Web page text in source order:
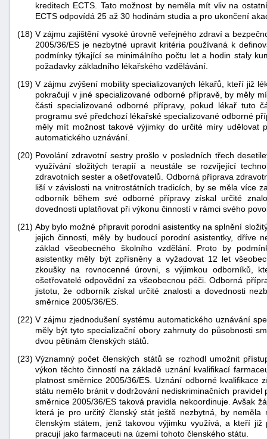
kreditech ECTS. Tato možnost by neměla mít vliv na
ECTS odpovídá 25 až 30 hodinám studia a pro ukončení
(18) V zájmu zajištění vysoké úrovně veřejného zdraví a
2005/36/ES je nezbytné upravit kritéria používaná k
podmínky týkající se minimálního počtu let a hodin staly
požadavky základního lékařského vzdělávání.
(19) V zájmu zvýšení mobility specializovaných lékařů, kteří již
pokračují v jiné specializované odborné přípravě, by měly
části specializované odborné přípravy, pokud lékař tuto
programu své předchozí lékařské specializované odborné
měly mít možnost takové výjimky do určité míry udělovat
automatického uznávání.
(20) Povolání zdravotní sestry prošlo v posledních třech
využívání složitých terapií a neustále se rozvíjející
zdravotních sester a ošetřovatelů. Odborná příprava
liší v závislosti na vnitrostátních tradicích, by se měla více
odborník během své odborné přípravy získal určité
dovednosti uplatňovat při výkonu činností v rámci svého
(21) Aby bylo možné připravit porodní asistentky na splnění
jejich činnosti, měly by budoucí porodní asistentky, dříve
základ všeobecného školního vzdělání. Proto by
asistentky měly být zpřísněny a vyžadovat 12 let
zkoušky na rovnocenné úrovni, s výjimkou odborníků,
ošetřovatelé odpovědní za všeobecnou péči. Odborná
jistotu, že odborník získal určité znalosti a dovednosti
směrnice 2005/36/ES.
(22) V zájmu zjednodušení systému automatického uznávání
měly být tyto specializační obory zahrnuty do působnosti
dvou pětinám členských států.
(23) Významný počet členských států se rozhodl umožnit
výkon těchto činností na základě uznání kvalifikací
platnost směrnice 2005/36/ES. Uznání odborné kvalifikace
státu nemělo bránit v dodržování nediskriminačních
směrnice 2005/36/ES taková pravidla nekoordinuje. Avšak
která je pro určitý členský stát ještě nezbytná, by neměla
členským státem, jenž takovou výjimku využívá, a kteří
pracují jako farmaceuti na území tohoto členského státu.